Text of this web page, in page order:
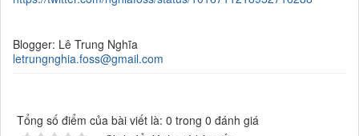
Blogger: Lê Trung Nghĩa
letrungnghia.foss@gmail.com
Tổng số điểm của bài viết là: 0 trong 0 đánh giá